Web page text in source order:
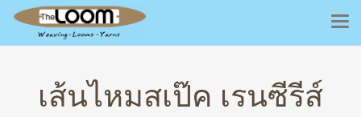
เส้นไหมสเป๊ค เรนซีรีส์